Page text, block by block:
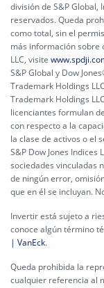
división de S&P Global,
reservados. Queda
como total, sin el
más información sobre
LLC, visite
S&P Global y Dow
Trademark Holdings
Trademark Holdings
licenciantes formulan
con respecto a la
la clase de activos o el
S&P Dow Jones Indices
sociedades vinculadas
de ningún error,
que en él se incluyan.
Invertir está sujeto a
conoce algún término
| VanEck.
Queda prohibida la
cualquier referencia al